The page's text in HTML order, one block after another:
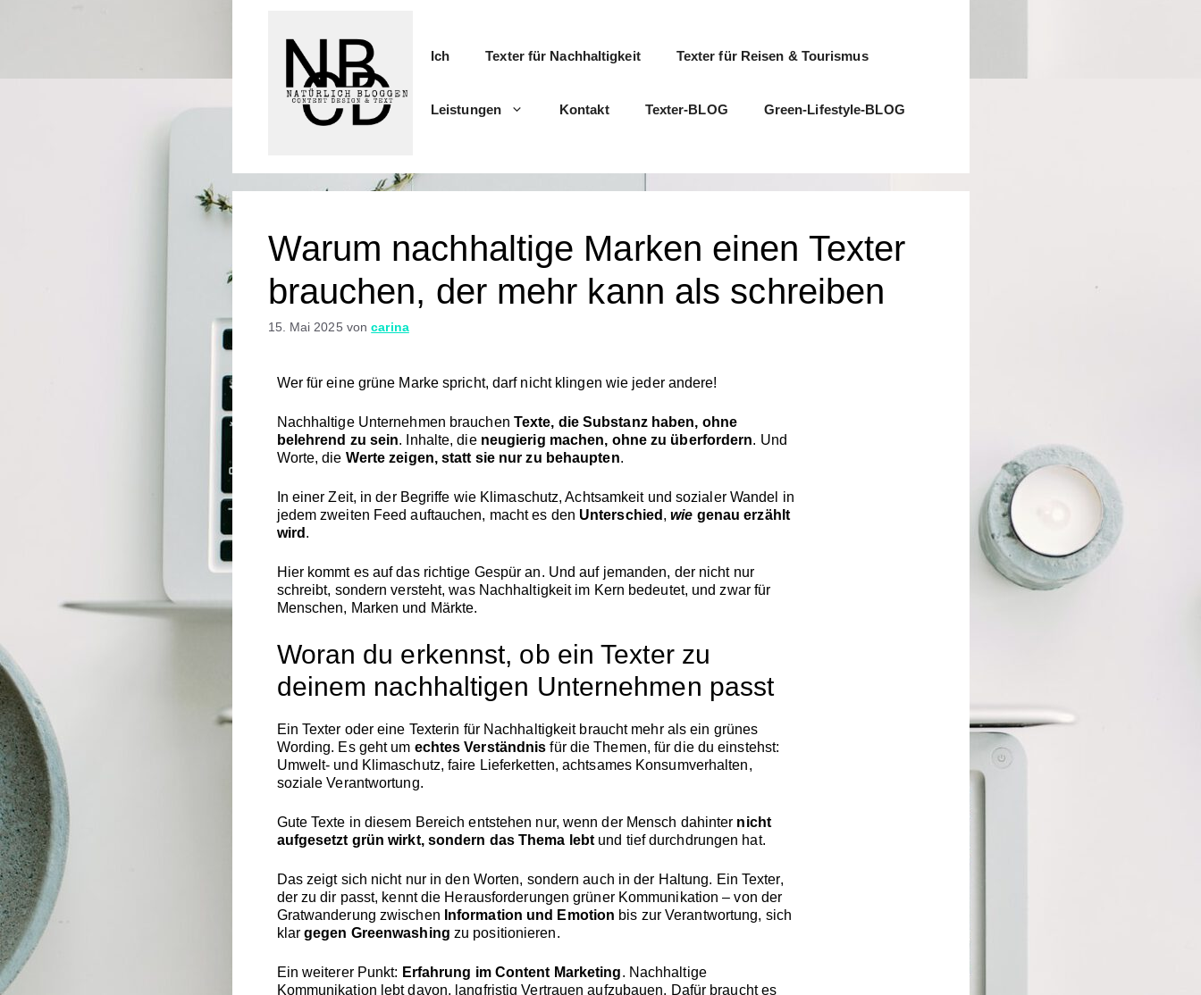
Ich Texter für Nachhaltigkeit Texter für Reisen & Tourismus
Leistungen Kontakt Texter-BLOG Green-Lifestyle-BLOG
Warum nachhaltige Marken einen Texter
brauchen, der mehr kann als schreiben
15. Mai 2025 voncarina
Wer füreine grüne Markespricht, darf nicht klingen wie jeder andere!
Nachhaltige Unternehmen brauchen Texte, die Substanz haben, ohne
belehrend zu sein. Inhalte,die neugierig machen, ohnezu überfordern. Und
Worte,die Wertezeigen,statt sie nurzu behaupten.
In einerZeit, inder Begriffe wie Klimaschutz,Achtsamkeit und sozialer Wandel in
jedemzweiten Feedauftauchen, machtes den Unterschied ,wie genau erzählt
wird .
Hier kommt es aufdas richtige Gespüran. Undauf jemanden, der nicht nur
schreibt, sondernversteht,was Nachhaltigkeit im Kern bedeutet, und zwar für
Menschen, Marken und Märkte.
Woran du erkennst, ob einTexter zu
deinem nachhaltigen Unternehmen passt
Ein Texter odereine Texterin für Nachhaltigkeit braucht mehr alsein grünes
Wording. Es geht um echtesVerständnisfür dieThemen,fürdie dueinstehst:
Umwelt- und Klimaschutz,faire Lieferketten,achtsames Konsumverhalten,
sozialeVerantwortung.
Gute Texte in diesem Bereichentstehen nur, wennder Mensch dahinter nicht
aufgesetzt grünwirkt, sondern dasThema lebt und tiefdurchdrungen hat.
Das zeigt sich nicht nur inden Worten, sondernauch inder Haltung. Ein Texter,
der zudir passt, kenntdie Herausforderungengrüner Kommunikation –von der
Gratwanderung zwischen Information und Emotion bis zurVerantwortung, sich
klargegen Greenwashing zu positionieren.
Ein weiterer Punkt: Erfahrung im Content Marketing. Nachhaltige
Kommunikation lebtdavon, langfristigVertrauenaufzubauen. Dafür brauchtes